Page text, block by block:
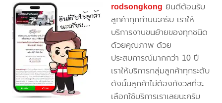
rodsongkong ยินดีต้อนรับ
ลูกค้าทุกท่านนะครับ เราให้
บริการงานขนย้ายของทุกชนิด
ด้วยคุณภาพ ด้วย
ประสบการณ์มากกว่า 10 ปี
เราให้บริการกลุ่มลูกค้าทุกระดับ
ดังนั้นลูกค้าไม่ต้องกังวลที่จะ
เลือกใช้บริการเราเลยนะครับ